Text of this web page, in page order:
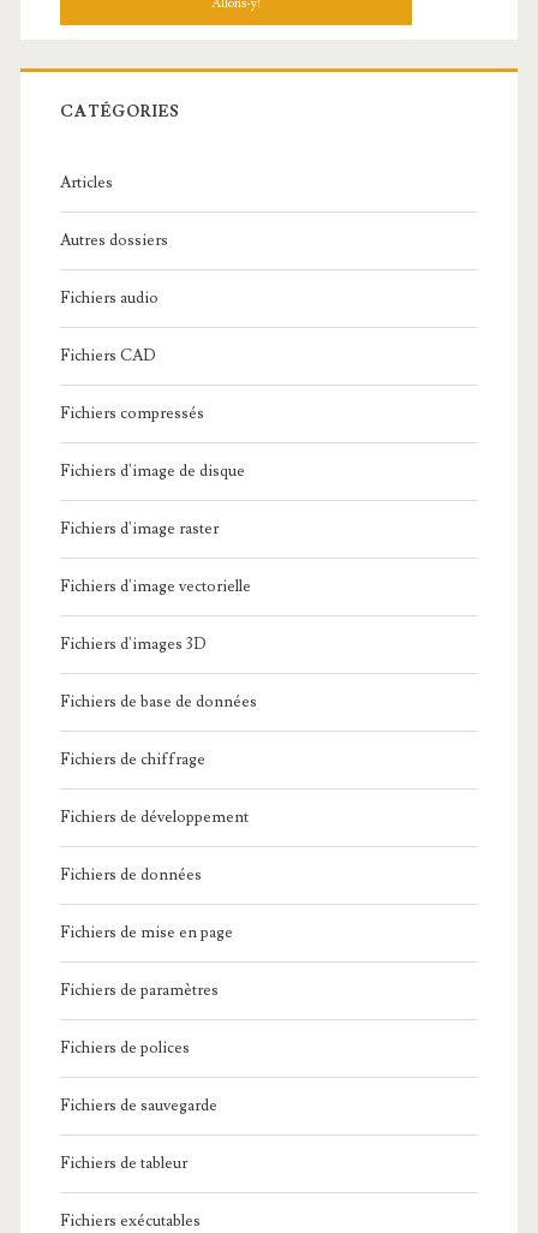
h
r
c
:
CATÉGORIES
Articles
Autres dossiers
Fichiers audio
Fichiers CAD
Fichiers compressés
Fichiers d'image de disque
Fichiers d'image raster
Fichiers d'image vectorielle
Fichiers d'images 3D
Fichiers de base de données
Fichiers de chiffrage
Fichiers de développement
Fichiers de données
Fichiers de mise en page
Fichiers de paramètres
Fichiers de polices
Fichiers de sauvegarde
Fichiers de tableur
Fichiers exécutables